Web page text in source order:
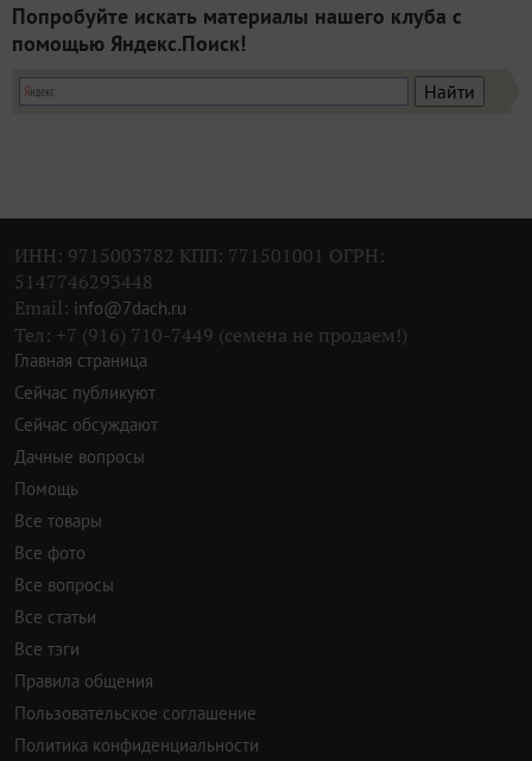
Попробуйте искать материалы нашего клуба с
помощью Яндекс.Поиск!
ИНН: 9715003782 КПП: 771501001 ОГРН:
5147746293448
Email: info@7dach.ru
Тел: +7 (916) 710-7449 (семена не продаем!)
Главная страница
Сейчас публикуют
Сейчас обсуждают
Дачные вопросы
Помощь
Все товары
Все фото
Все вопросы
Все статьи
Все тэги
Правила общения
Пользовательское соглашение
Политика конфиденциальности